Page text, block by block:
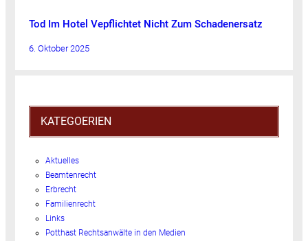
Tod Im Hotel Vepflichtet Nicht Zum Schadenersatz
6. Oktober 2025
KATEGOERIEN
Aktuelles
Beamtenrecht
Erbrecht
Familienrecht
Links
Potthast Rechtsanwälte in den Medien